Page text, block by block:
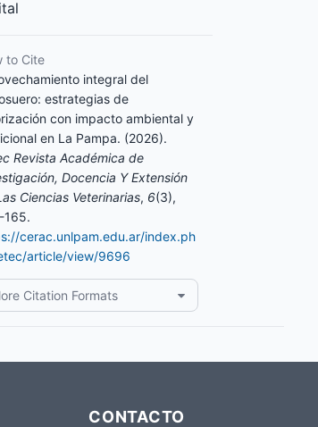
to Cite
integral del
estrategias de
con impacto ambiental y
en La Pampa. (2026).
Revista Académica de
Docencia Y Extensión
Ciencias Veterinarias, 6(3),
165.
cerac.unlpam.edu.ar/index.ph
article/view/9696
Citation Formats
CONTACTO